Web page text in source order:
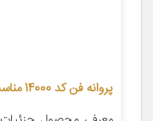
پروانه فن کد 14000 مناسب برای پراید